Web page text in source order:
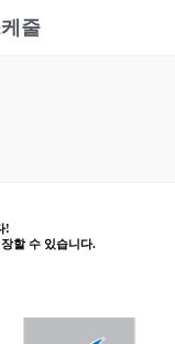
줄
!
할 수 있습니다.